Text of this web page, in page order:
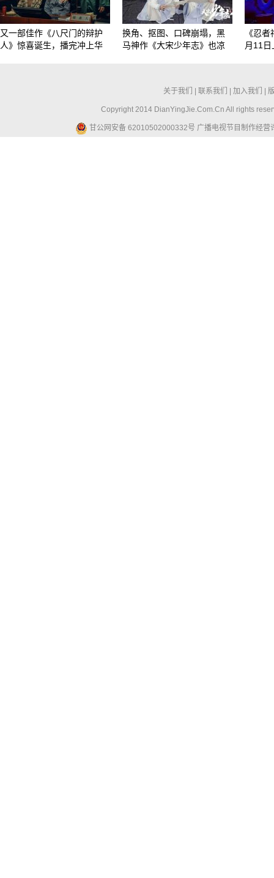
又一部佳作《八尺门的辩护
人》惊喜诞生，播完冲上华
换角、抠图、口碑崩塌，黑
马神作《大宋少年志》也凉
《忍
月11
关于我们 联系我们 加入我们
Copyright 2014 DianYingJie.Com.Cn All rights
甘公网安备 62010502000332号 广播电视节目制作经